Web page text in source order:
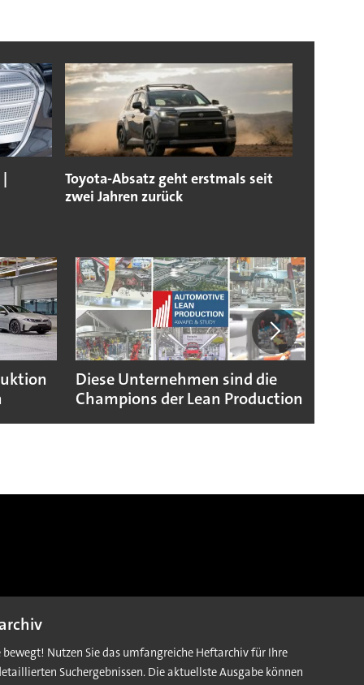
|
Toyota-Absatz geht erstmals seit
zwei Jahren zurück
Diese Unternehmen sind die
Champions der Lean Production
bewegt! Nutzen Sie das umfangreiche Heftarchiv für Ihre
Suchergebnissen. Die aktuellste Ausgabe können